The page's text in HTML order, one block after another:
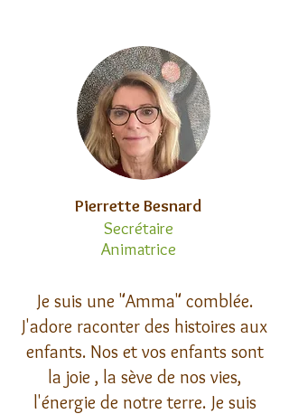
Pierrette Besnard
Secrétaire
Animatrice
Je suis une "Amma" comblée.
J'adore raconter des histoires aux
enfants. Nos et vos enfants sont
la joie , la sève de nos vies,
l'énergie de notre terre. Je suis